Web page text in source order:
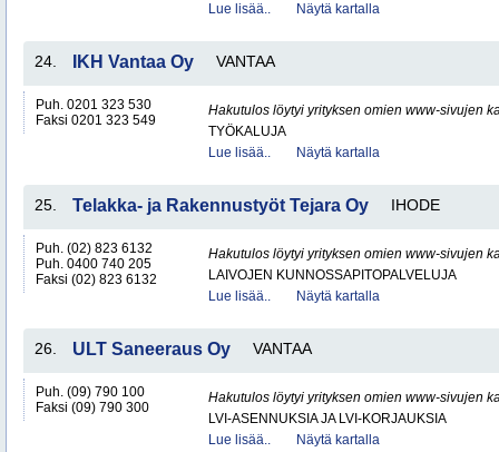
Lue lisää..
Näytä kartalla
24. IKH Vantaa Oy VANTAA
Puh. 0201 323 530
Faksi 0201 323 549
Hakutulos löytyi yrityksen omien www-sivujen
TYÖKALUJA
Lue lisää..
Näytä kartalla
25. Telakka- ja Rakennustyöt Tejara Oy IHODE
Puh. (02) 823 6132
Puh. 0400 740 205
Faksi (02) 823 6132
Hakutulos löytyi yrityksen omien www-sivujen
LAIVOJEN KUNNOSSAPITOPALVELUJA
Lue lisää..
Näytä kartalla
26. ULT Saneeraus Oy VANTAA
Puh. (09) 790 100
Faksi (09) 790 300
Hakutulos löytyi yrityksen omien www-sivujen
LVI-ASENNUKSIA JA LVI-KORJAUKSIA
Lue lisää..
Näytä kartalla